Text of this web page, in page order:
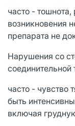
часто -
возникновения
препарата не
Нарушения со
соединительной
часто - чувство
быть
включая